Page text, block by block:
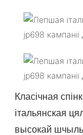
Класічная
італьянская
высокай